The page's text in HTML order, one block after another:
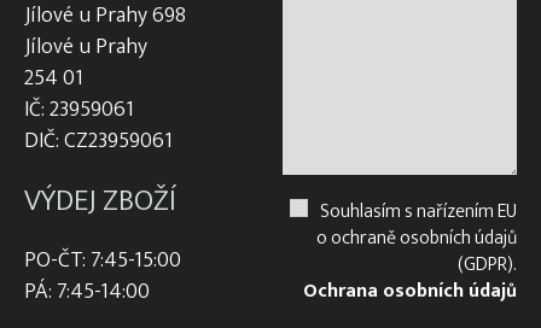
Jílové u Prahy 698
Jílové u Prahy
254 01
IČ: 23959061
DIČ: CZ23959061
VÝDEJ ZBOŽÍ
PO-ČT: 7:45-15:00
PÁ: 7:45-14:00
Souhlasím s nařízením EU
o ochraně osobních údajů
(GDPR).
Ochrana osobních údajů